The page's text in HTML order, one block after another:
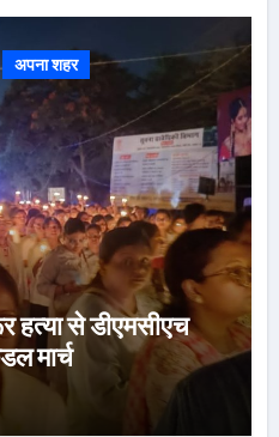
अपना शहर
हत्या से डीएमसीएच
मार्च